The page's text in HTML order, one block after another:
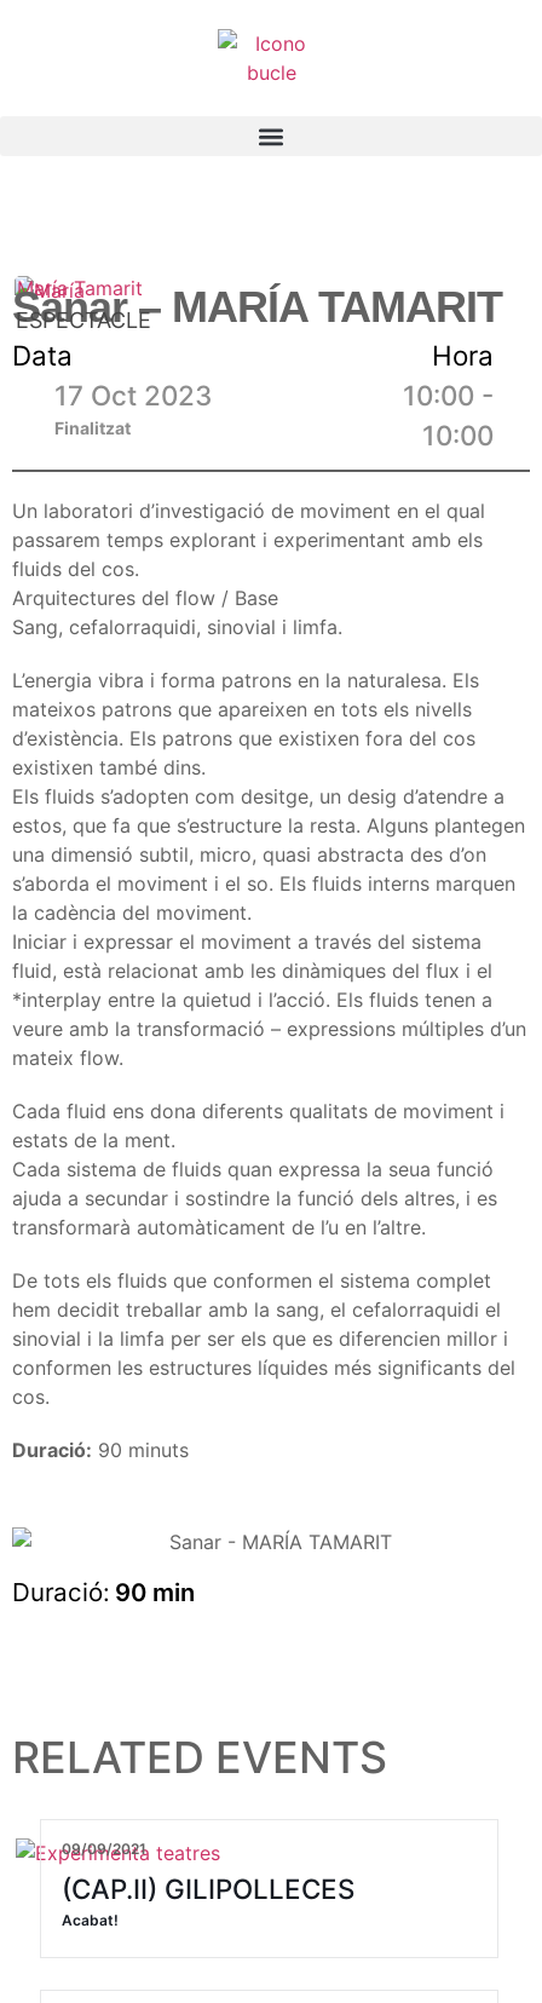
María Tamarit
Sanar – MARÍA TAMARIT
ESPECTACLE
Data
17 Oct 2023
Finalitzat
Hora
10:00 -
10:00
Un laboratori d’investigació de moviment en el qual
passarem temps explorant i experimentant amb els
fluids del cos.
Arquitectures del flow / Base
Sang, cefalorraquidi, sinovial i limfa.
L’energia vibra i forma patrons en la naturalesa. Els
mateixos patrons que apareixen en tots els nivells
d’existència. Els patrons que existixen fora del cos
existixen també dins.
Els fluids s’adopten com desitge, un desig d’atendre a
estos, que fa que s’estructure la resta. Alguns plantegen
una dimensió subtil, micro, quasi abstracta des d’on
s’aborda el moviment i el so. Els fluids interns marquen
la cadència del moviment.
Iniciar i expressar el moviment a través del sistema
fluid, està relacionat amb les dinàmiques del flux i el
*interplay entre la quietud i l’acció. Els fluids tenen a
veure amb la transformació – expressions múltiples d’un
mateix flow.
Cada fluid ens dona diferents qualitats de moviment i
estats de la ment.
Cada sistema de fluids quan expressa la seua funció
ajuda a secundar i sostindre la funció dels altres, i es
transformarà automàticament de l’u en l’altre.
De tots els fluids que conformen el sistema complet
hem decidit treballar amb la sang, el cefalorraquidi el
sinovial i la limfa per ser els que es diferencien millor i
conformen les estructures líquides més significants del
cos.
Duració: 90 minuts
Duració: 90 min
RELATED EVENTS
09/09/2021
(CAP.II) GILIPOLLECES
Acabat!